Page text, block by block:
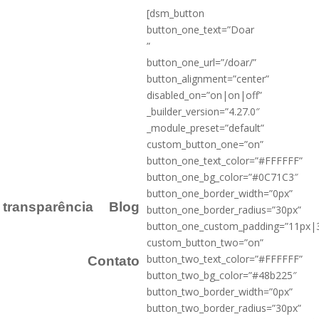
transparência Blog
Contato
[dsm_button
button_one_text=”Doar
”
button_one_url=”/doar/”
button_alignment=”center”
disabled_on=”on|on|off”
_builder_version=”4.27.0″
_module_preset=”default”
custom_button_one=”on”
button_one_text_color=”#FFFFFF”
button_one_bg_color=”#0C71C3″
button_one_border_width=”0px”
button_one_border_radius=”30px”
custom_button_two=”on”
button_two_text_color=”#FFFFFF”
button_two_bg_color=”#48b225″
button_two_border_width=”0px”
button_two_border_radius=”30px”